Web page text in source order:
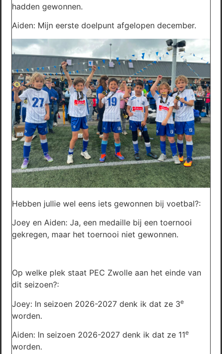
hadden gewonnen.
Aiden: Mijn eerste doelpunt afgelopen december.
Hebben jullie wel eens iets gewonnen bij voetbal?:
Joey en Aiden: Ja, een medaille bij een toernooi
gekregen, maar het toernooi niet gewonnen.
Op welke plek staat PEC Zwolle aan het einde van
dit seizoen?:
Joey: In seizoen 2026-2027 denk ik dat ze 3e
worden.
Aiden: In seizoen 2026-2027 denk ik dat ze 11e
worden.